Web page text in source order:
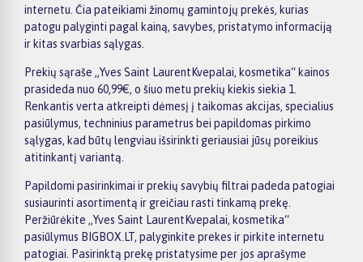
internetu. Čia pateikiami žinomų gamintojų prekės, kurias
patogu palyginti pagal kainą, savybes, pristatymo informaciją
ir kitas svarbias sąlygas.
Prekių sąraše „Yves Saint LaurentKvepalai, kosmetika“ kainos
prasideda nuo 60,99€, o šiuo metu prekių kiekis siekia 1.
Renkantis verta atkreipti dėmesį į taikomas akcijas, specialius
pasiūlymus, techninius parametrus bei papildomas pirkimo
sąlygas, kad būtų lengviau išsirinkti geriausiai jūsų poreikius
atitinkantį variantą.
Papildomi pasirinkimai ir prekių savybių filtrai padeda patogiai
susiaurinti asortimentą ir greičiau rasti tinkamą prekę.
Peržiūrėkite „Yves Saint LaurentKvepalai, kosmetika“
pasiūlymus BIGBOX.LT, palyginkite prekes ir pirkite internetu
patogiai. Pasirinktą prekę pristatysime per jos aprašyme